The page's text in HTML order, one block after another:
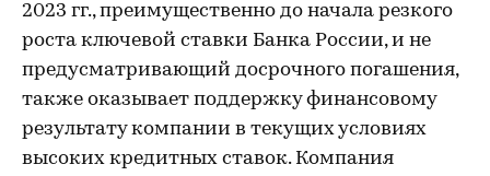
2023 гг., преимущественно до начала резкого
роста ключевой ставки Банка России, и не
предусматривающий досрочного погашения,
также оказывает поддержку финансовому
результату компании в текущих условиях
высоких кредитных ставок. Компания